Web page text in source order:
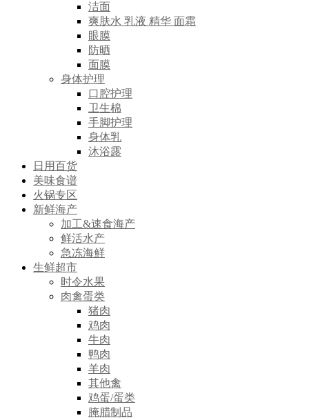
洁面
爽肤水 乳液 精华 面霜
眼膜
防晒
面膜
身体护理
口腔护理
卫生棉
手脚护理
身体乳
沐浴露
日用百货
美味食谱
火锅专区
新鲜海产
加工&速食海产
鲜活水产
急冻海鲜
生鲜超市
时令水果
肉禽蛋类
猪肉
鸡肉
牛肉
鸭肉
羊肉
其他禽
鸡蛋/蛋类
腌腊制品